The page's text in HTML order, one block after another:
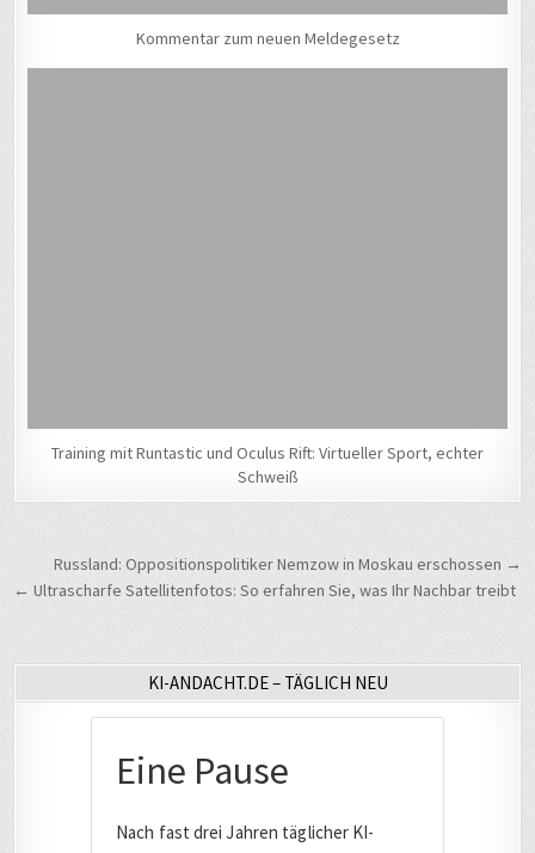
Kommentar zum neuen Meldegesetz
Training mit Runtastic und Oculus Rift: Virtueller Sport, echter
Schweiß
Beitragsnavigation
Russland: Oppositionspolitiker Nemzow in Moskau erschossen →
← Ultrascharfe Satellitenfotos: So erfahren Sie, was Ihr Nachbar treibt
KI-ANDACHT.DE – TÄGLICH NEU